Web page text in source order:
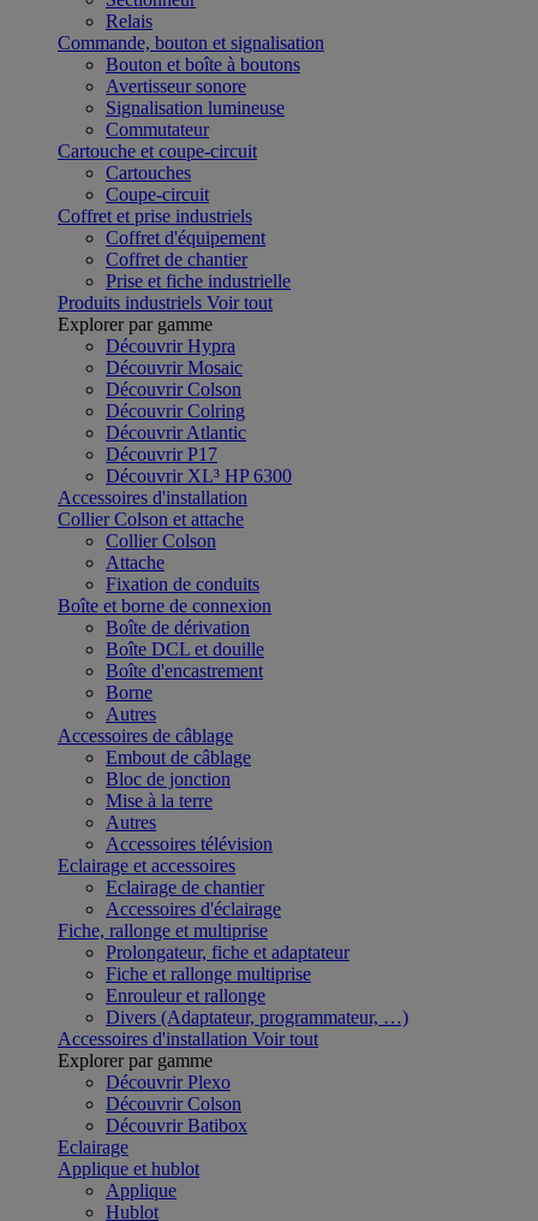
Relais
Commande, bouton et signalisation
Bouton et boîte à boutons
Avertisseur sonore
Signalisation lumineuse
Commutateur
Cartouche et coupe-circuit
Cartouches
Coupe-circuit
Coffret et prise industriels
Coffret d'équipement
Coffret de chantier
Prise et fiche industrielle
Produits industriels Voir tout
Explorer par gamme
Découvrir Hypra
Découvrir Mosaic
Découvrir Colson
Découvrir Colring
Découvrir Atlantic
Découvrir P17
Découvrir XL³ HP 6300
Accessoires d'installation
Collier Colson et attache
Collier Colson
Attache
Fixation de conduits
Boîte et borne de connexion
Boîte de dérivation
Boîte DCL et douille
Boîte d'encastrement
Borne
Autres
Accessoires de câblage
Embout de câblage
Bloc de jonction
Mise à la terre
Autres
Accessoires télévision
Eclairage et accessoires
Eclairage de chantier
Accessoires d'éclairage
Fiche, rallonge et multiprise
Prolongateur, fiche et adaptateur
Fiche et rallonge multiprise
Enrouleur et rallonge
Divers (Adaptateur, programmateur, …)
Accessoires d'installation Voir tout
Explorer par gamme
Découvrir Plexo
Découvrir Colson
Découvrir Batibox
Eclairage
Applique et hublot
Applique
Hublot